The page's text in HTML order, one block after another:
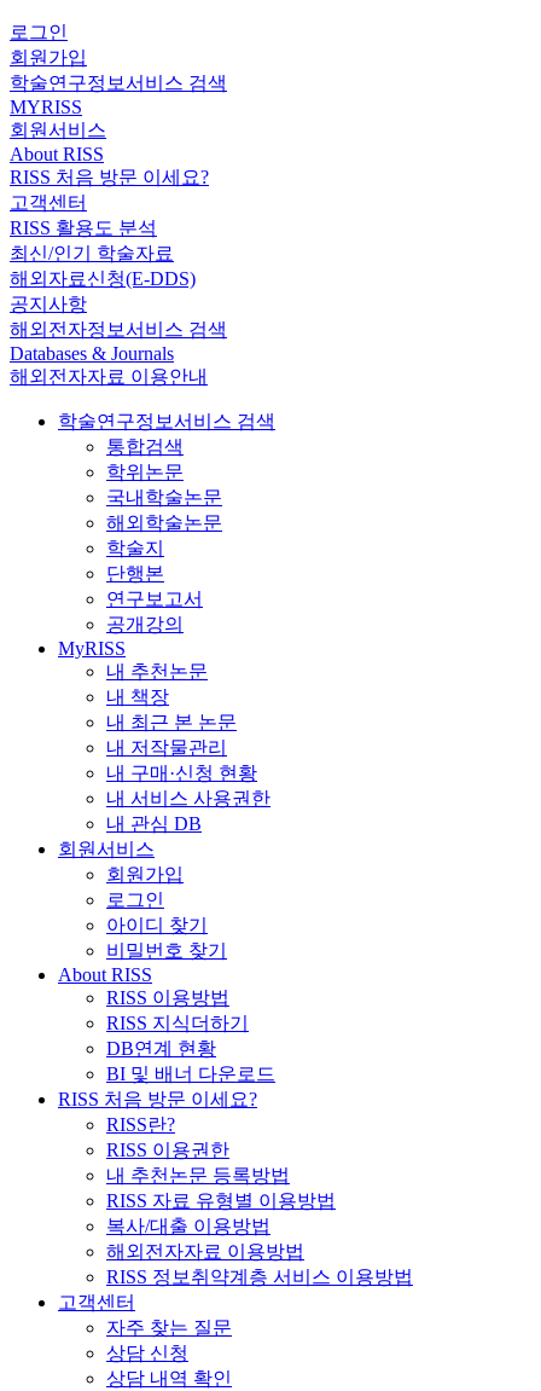
로그인
회원가입
학술연구정보서비스 검색
MYRISS
회원서비스
About RISS
RISS 처음 방문 이세요?
고객센터
RISS 활용도 분석
최신/인기 학술자료
해외자료신청(E-DDS)
공지사항
해외전자정보서비스 검색
Databases & Journals
해외전자자료 이용안내
학술연구정보서비스 검색
통합검색
학위논문
국내학술논문
해외학술논문
학술지
단행본
연구보고서
공개강의
MyRISS
내 추천논문
내 책장
내 최근 본 논문
내 저작물관리
내 구매·신청 현황
내 서비스 사용권한
내 관심 DB
회원서비스
회원가입
로그인
아이디 찾기
비밀번호 찾기
About RISS
RISS 이용방법
RISS 지식더하기
DB연계 현황
BI 및 배너 다운로드
RISS 처음 방문 이세요?
RISS란?
RISS 이용권한
내 추천논문 등록방법
RISS 자료 유형별 이용방법
복사/대출 이용방법
해외전자자료 이용방법
RISS 정보취약계층 서비스 이용방법
고객센터
자주 찾는 질문
상담 신청
상담 내역 확인